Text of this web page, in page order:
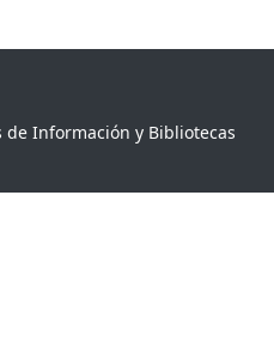
de Información y Bibliotecas